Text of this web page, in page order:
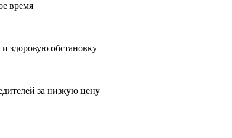
время
здоровую обстановку
за низкую цену